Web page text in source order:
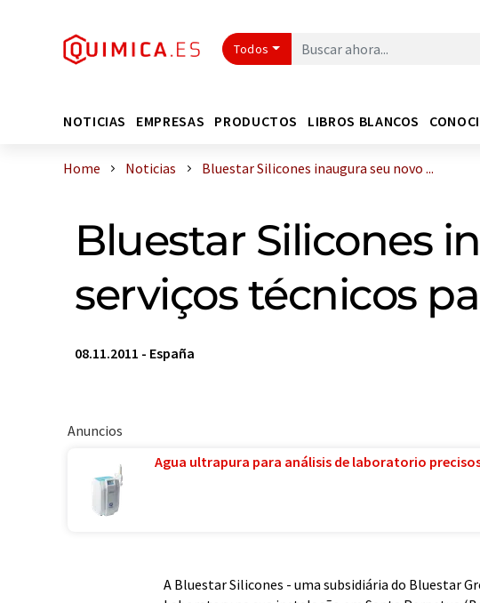
Todos
NOTICIAS EMPRESAS PRODUCTOS LIBROS BLANCOS
Home Noticias Bluestar Silicones inaugura seu novo ...
Bluestar Silicones
serviços técnicos
08.11.2011 - España
Anuncios
Agua ultrapura para análisis de laboratorio
A Bluestar Silicones - uma subsidiária do Bluestar